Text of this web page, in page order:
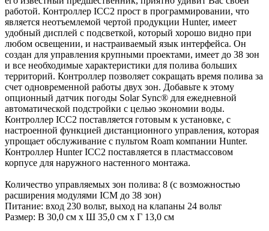
работой. Контроллер ICC2 прост в программировании, что
является неотъемлемой чертой продукции Hunter, имеет
удобный дисплей с подсветкой, который хорошо видно при
любом освещении, и настраиваемый язык интерфейса. Он
создан для управления крупными проектами, имеет до 38 зон
и все необходимые характеристики для полива больших
территорий. Контроллер позволяет сокращать время полива за
счет одновременной работы двух зон. Добавьте к этому
опционный датчик погоды Solar Sync® для ежедневной
автоматической подстройки с целью экономии воды.
Контроллер ICC2 поставляется готовым к установке, с
настроенной функцией дистанционного управления, которая
упрощает обслуживание с пультом Roam компании Hunter.
Контроллер Hunter ICC2 поставляется в пластмассовом
корпусе для наружного настенного монтажа.
Количество управляемых зон полива: 8 (с возможностью
расширения модулями ICM до 38 зон)
Питание: вход 230 вольт, выход на клапаны 24 вольт
Размер: В 30,0 см х Ш 35,0 см х Г 13,0 см